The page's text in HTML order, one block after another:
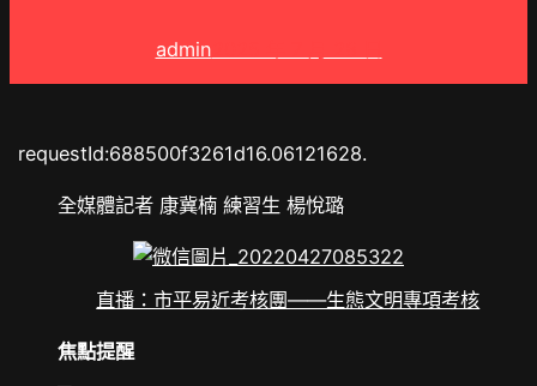
admin
requestId:688500f3261d16.06121628.
全媒體記者 康冀楠 練習生 楊悅璐
直播：市平易近考核團——生態文明專項考核
焦點提醒